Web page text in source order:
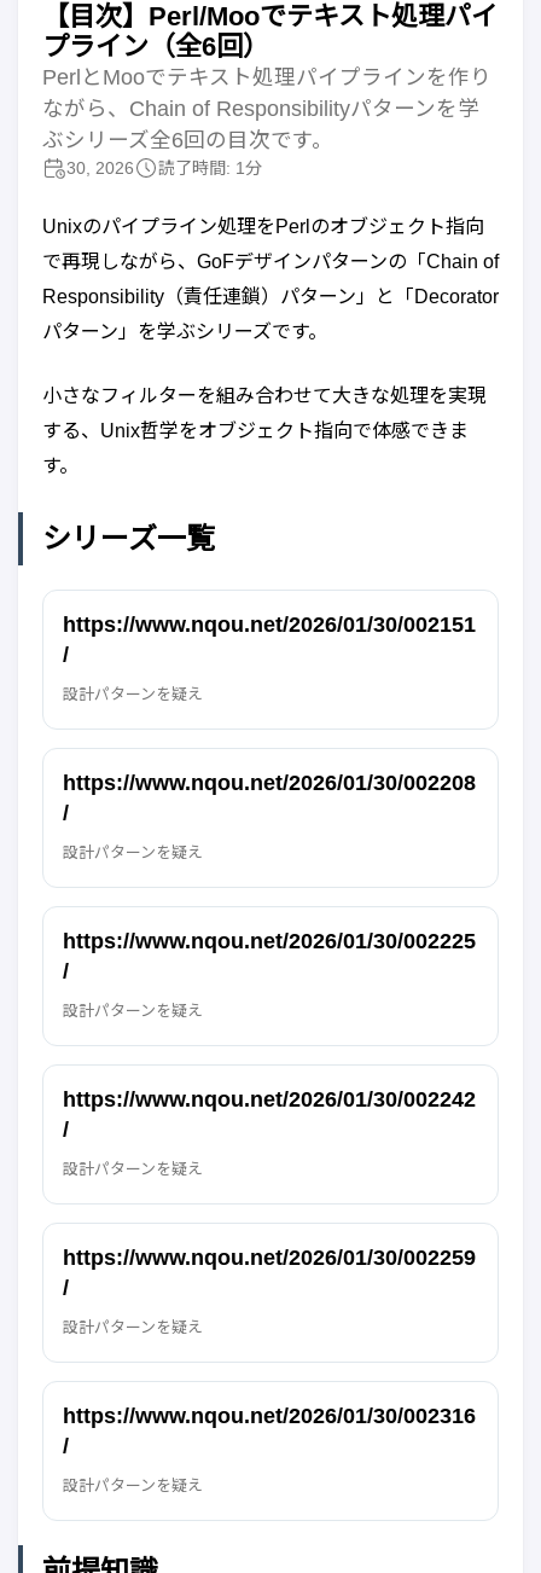
【目次】Perl/Mooでテキスト処理パイ
プライン（全6回）
PerlとMooでテキスト処理パイプラインを作り
ながら、Chain of Responsibilityパターンを学
ぶシリーズ全6回の目次です。
30, 2026 読了時間: 1分
Unixのパイプライン処理をPerlのオブジェクト指向
で再現しながら、GoFデザインパターンの「Chain of
Responsibility（責任連鎖）パターン」と「Decorator
パターン」を学ぶシリーズです。
小さなフィルターを組み合わせて大きな処理を実現
する、Unix哲学をオブジェクト指向で体感できま
す。
シリーズ一覧
https://www.nqou.net/2026/01/30/002151
/
設計パターンを疑え
https://www.nqou.net/2026/01/30/002208
/
設計パターンを疑え
https://www.nqou.net/2026/01/30/002225
/
設計パターンを疑え
https://www.nqou.net/2026/01/30/002242
/
設計パターンを疑え
https://www.nqou.net/2026/01/30/002259
/
設計パターンを疑え
https://www.nqou.net/2026/01/30/002316
/
設計パターンを疑え